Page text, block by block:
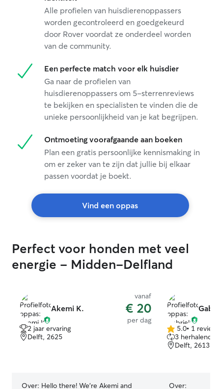
Alle profielen van huisdierenoppassers
worden gecontroleerd en goedgekeurd
door Rover voordat ze onderdeel worden
van de community.
Een perfecte match voor elk huisdier
Ga naar de profielen van
huisdierenoppassers om 5-sterrenreviews
te bekijken en specialisten te vinden die de
unieke persoonlijkheid van je kat begrijpen.
Ontmoeting voorafgaande aan boeken
Plan een gratis persoonlijke kennismaking in
om er zeker van te zijn dat jullie bij elkaar
passen voordat je boekt.
Vind een oppas
Perfect voor honden met veel
energie - Midden-Delfland
Akemi K.
vanaf
€ 20
per dag
2 jaar ervaring
Delft, 2625
Over: Hello there! We’re Akemi and
5.0
van
5
5.0• 1 review
3 herhalende
Delft, 2613
Over: